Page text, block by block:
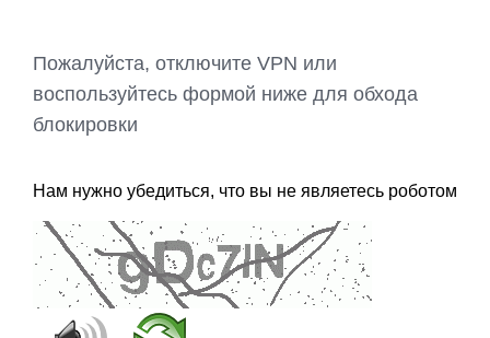
Пожалуйста, отключите VPN или
воспользуйтесь формой ниже для обхода
блокировки
Нам нужно убедиться, что вы не являетесь роботом